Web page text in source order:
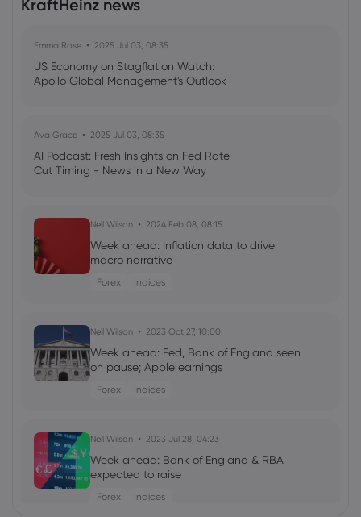
KraftHeinz news
Emma Rose 2025 Jul 03, 08:35
US Economy on Stagflation Watch:
Apollo Global Management's Outlook
Ava Grace 2025 Jul 03, 08:35
AI Podcast: Fresh Insights on Fed Rate
Cut Timing - News in a New Way
Neil Wilson 2024 Feb 08, 08:15
Week ahead: Inflation data to drive
macro narrative
Forex Indices
Neil Wilson 2023 Oct 27, 10:00
Week ahead: Fed, Bank of England seen
on pause; Apple earnings
Forex Indices
Neil Wilson 2023 Jul 28, 04:23
Week ahead: Bank of England & RBA
expected to raise
Forex Indices